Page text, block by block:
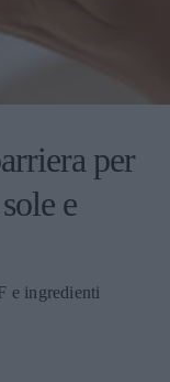
per
e
e ingredienti